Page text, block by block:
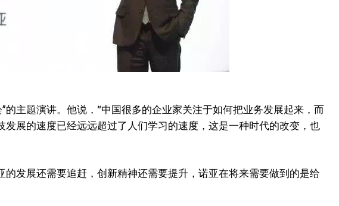
主题演讲。他说，“中国很多的企业家关注于如何把业务发展起来，而
展的速度已经远远超过了人们学习的速度，这是一种时代的改变，也
发展还需要追赶，创新精神还需要提升，诺亚在将来需要做到的是给